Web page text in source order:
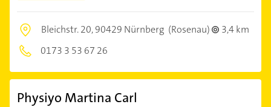
Bleichstr. 20,90429 Nürnberg (Rosenau)
3,4 km
0173 3 53 67 26
Physiyo Martina Carl